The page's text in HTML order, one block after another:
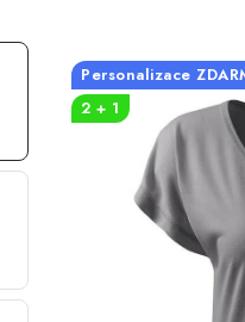
Personalizace
2 + 1